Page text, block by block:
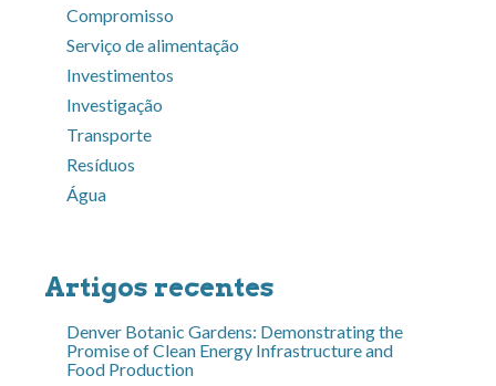
Compromisso
Serviço de alimentação
Investimentos
Investigação
Transporte
Resíduos
Água
Artigos recentes
Denver Botanic Gardens: Demonstrating the
Promise of Clean Energy Infrastructure and
Food Production